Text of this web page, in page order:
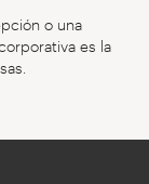
o una
es la